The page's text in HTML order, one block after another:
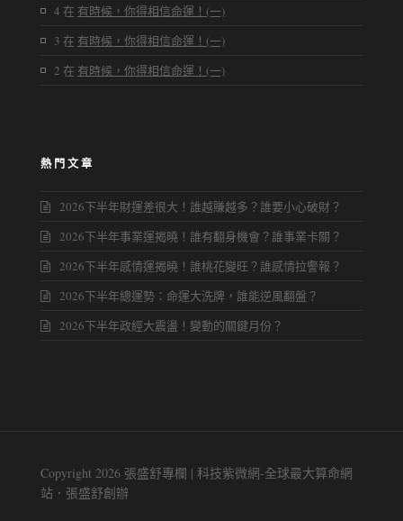
4 在 有時候，你得相信命運！(一)
3 在 有時候，你得相信命運！(一)
2 在 有時候，你得相信命運！(一)
熱門文章
2026下半年財運差很大！誰越賺越多？誰要小心破財？
2026下半年事業運揭曉！誰有翻身機會？誰事業卡關？
2026下半年感情運揭曉！誰桃花變旺？誰感情拉警報？
2026下半年總運勢：命運大洗牌，誰能逆風翻盤？
2026下半年政經大震盪！變動的關鍵月份？
Copyright 2026 張盛舒專欄 | 科技紫微網-全球最大算命網
站．張盛舒創辦